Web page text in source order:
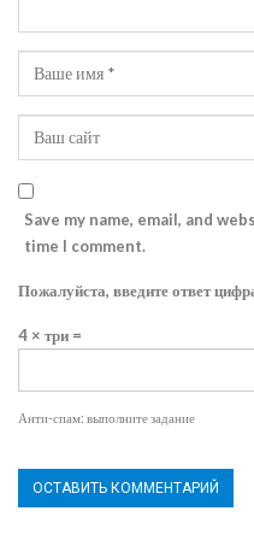
Save my name, email, and
time I comment.
Пожалуйста, введите ответ
4 × три =
Анти-спам: выполните задание